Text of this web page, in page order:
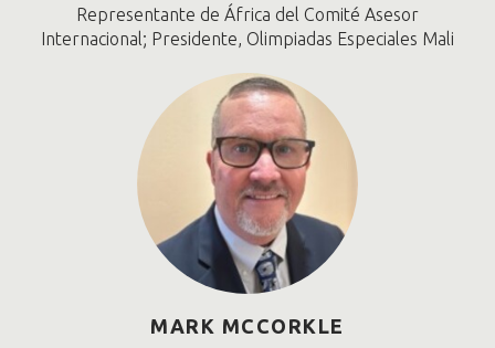
Representante de África del Comité Asesor
Internacional; Presidente, Olimpiadas Especiales Mali
MARK MCCORKLE